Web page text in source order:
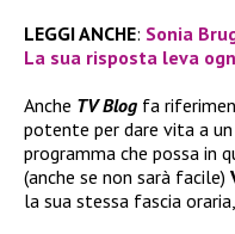
LEGGI ANCHE: Sonia
La sua risposta leva
Anche TV Blog fa
potente per dare vita a un
programma che possa in
(anche se non sarà facile)
la sua stessa fascia